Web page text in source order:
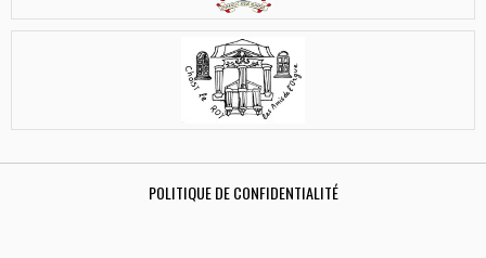
POLITIQUE DE CONFIDENTIALITÉ